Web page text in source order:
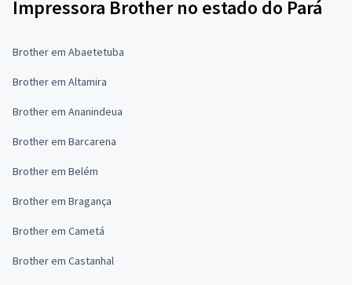
Impressora Brother no estado do Pará
Brother em Abaetetuba
Brother em Altamira
Brother em Ananindeua
Brother em Barcarena
Brother em Belém
Brother em Bragança
Brother em Cametá
Brother em Castanhal